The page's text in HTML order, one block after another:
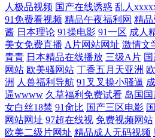
人极品视频 国产在线诱惑 乱人
91免费看视频 精品午夜福利网 精品
酱 日本理论 91操电影 91一区 成人
美女免费直播 A片网站网址 激情文
青青 日本精品在线播放 三级A片
网站 欧美骚网站 丁香五月天亚洲
洲 人兽福利导航 91叉叉操小骚逼
逼wwww 久草福利免费试看 岛国
女白丝18禁 91肏比 国产三区电影
网站网址 97超在线视 免费视频网站
欧美二级片网址 精品成人无码视频